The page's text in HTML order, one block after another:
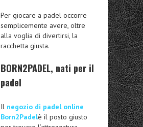
Per giocare a padel occorre
semplicemente avere, oltre
alla voglia di divertirsi, la
racchetta giusta.
BORN2PADEL, nati per il
padel
Il negozio di padel online
Born2Padelè il posto giusto